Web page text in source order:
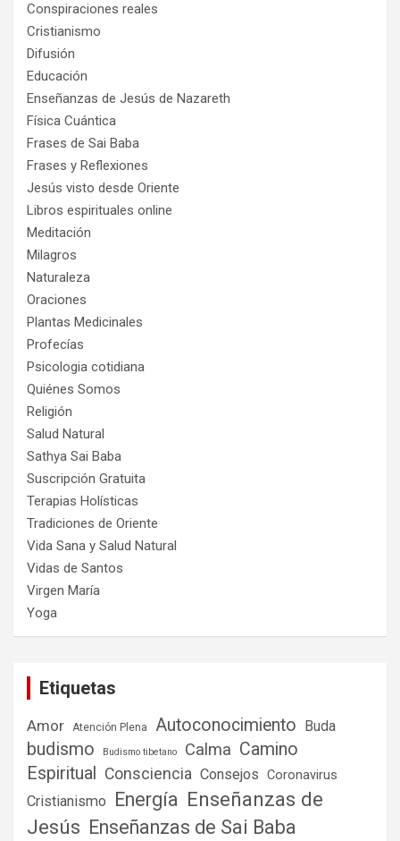
Conspiraciones reales
Cristianismo
Difusión
Educación
Enseñanzas de Jesús de Nazareth
Física Cuántica
Frases de Sai Baba
Frases y Reflexiones
Jesús visto desde Oriente
Libros espirituales online
Meditación
Milagros
Naturaleza
Oraciones
Plantas Medicinales
Profecías
Psicologia cotidiana
Quiénes Somos
Religión
Salud Natural
Sathya Sai Baba
Suscripción Gratuita
Terapias Holísticas
Tradiciones de Oriente
Vida Sana y Salud Natural
Vidas de Santos
Virgen María
Yoga
Etiquetas
Amor Atención Plena Autoconocimiento Buda
budismo Budismo tibetano Calma Camino
Espiritual
Consciencia Consejos Coronavirus
Cristianismo Energía Enseñanzas de
Jesús Enseñanzas de Sai Baba